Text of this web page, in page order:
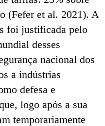
(Fefer et al. 2021). A
foi justificada pelo
desses
nacional dos
a indústrias
defesa e
logo após a sua
temporariamente